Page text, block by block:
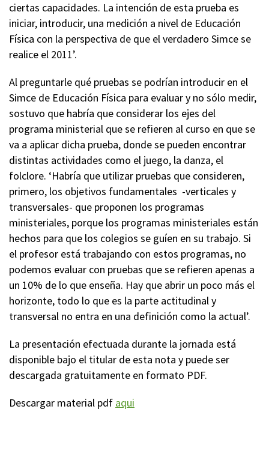
ciertas capacidades. La intención de esta prueba es
iniciar, introducir, una medición a nivel de Educación
Física con la perspectiva de que el verdadero Simce se
realice el 2011’.
Al preguntarle qué pruebas se podrían introducir en el
Simce de Educación Física para evaluar y no sólo medir,
sostuvo que habría que considerar los ejes del
programa ministerial que se refieren al curso en que se
va a aplicar dicha prueba, donde se pueden encontrar
distintas actividades como el juego, la danza, el
folclore. ‘Habría que utilizar pruebas que consideren,
primero, los objetivos fundamentales -verticales y
transversales- que proponen los programas
ministeriales, porque los programas ministeriales están
hechos para que los colegios se guíen en su trabajo. Si
el profesor está trabajando con estos programas, no
podemos evaluar con pruebas que se refieren apenas a
un 10% de lo que enseña. Hay que abrir un poco más el
horizonte, todo lo que es la parte actitudinal y
transversal no entra en una definición como la actual’.
La presentación efectuada durante la jornada está
disponible bajo el titular de esta nota y puede ser
descargada gratuitamente en formato PDF.
Descargar material pdf aqui